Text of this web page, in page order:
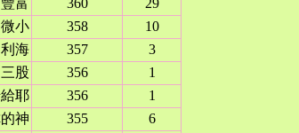
豐富
360
29
微小
358
10
海
357
3
三股
356
1
耶
356
1
神
355
6